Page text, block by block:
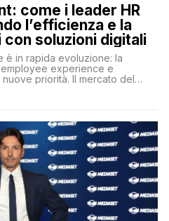
come i leader HR
l’efficienza e la
soluzioni digitali
è in rapida evoluzione: la
experience e
priorità. Il mercato del
più competitivo con una lotta